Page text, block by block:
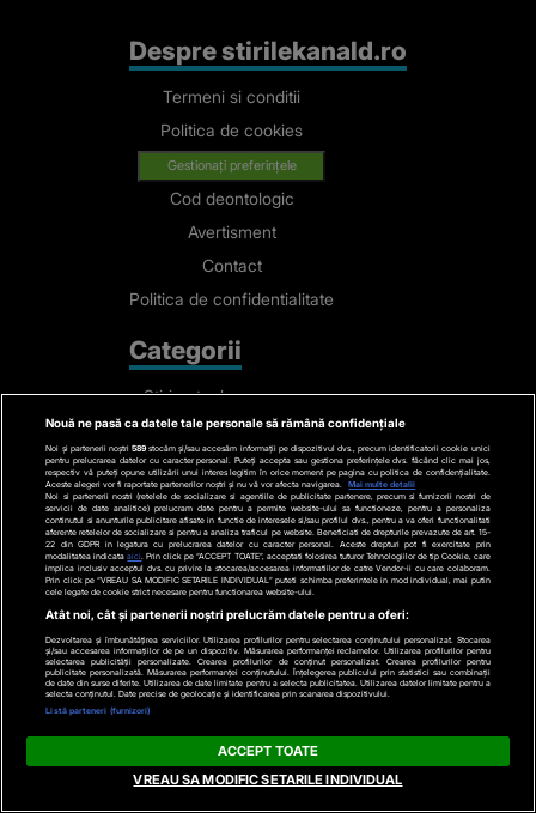
Despre stirilekanald.ro
Termeni si conditii
Politica de cookies
Gestionați preferințele
Cod deontologic
Avertisment
Contact
Politica de confidentialitate
Categorii
Stiri actuale
Stiri Politice
Educatie
Stiri externe
Life
Tech
Stiri auto
Sport
Contact
Bd. Mărăști 65-67,
Nouă ne pasă ca datele tale personale să rămână confidențiale
Noi și partenerii noștri 589stocăm și/sau accesăm informații pe dispozitivul dvs., precum identificatorii cookie unici
pentru prelucrarea datelor cu caracter personal. Puteți accepta sau gestiona preferințele dvs. făcând clic mai jos,
respectiv vă puteți opune utilizării unui interes legitim în orice moment pe pagina cu politica de confidențialitate.
Aceste alegeri vor fi raportate partenerilor noștri și nu vă vor afecta navigarea.
Mai multe detalii
Noi si partenerii nostri (retelele de socializare si agentiile de publicitate partenere, precum si furnizorii nostri de
servicii de date analitice) prelucram date pentru a permite website-ului sa functioneze, pentru a personaliza
continutul si anunturile publicitare afisate in functie de interesele si/sau profilul dvs., pentru a va oferi functionalitati
aferente retelelor de socializare si pentru a analiza traficul pe website. Beneficiati de drepturile prevazute de art. 15-
22 din GDPR in legatura cu prelucrarea datelor cu caracter personal. Aceste drepturi pot fi exercitate prin
modalitatea indicataaici . Prin click pe “ACCEPT TOATE”, acceptati folosirea tuturor Tehnologiilor de tip Cookie, care
implica inclusiv acceptul dvs. cu privire la stocarea/accesarea informatiilor de catre Vendor-ii cu care colaboram.
Prin click pe “VREAU SA MODIFIC SETARILE INDIVIDUAL” puteti schimba preferintele in mod individual, mai putin
cele legate de cookie strict necesare pentru functionarea website-ului.
Atât noi, cât și partenerii noștri prelucrăm datele pentru a oferi:
Dezvoltarea și îmbunătățirea serviciilor. Utilizarea profilurilor pentru selectarea conținutului personalizat. Stocarea
și/sau accesarea informațiilor de pe un dispozitiv. Măsurarea performanței reclamelor. Utilizarea profilurilor pentru
selectarea publicității personalizate. Crearea profilurilor de conținut personalizat. Crearea profilurilor pentru
publicitate personalizată. Măsurarea performanței conținutului. Înțelegerea publicului prin statistici sau combinații
de date din surse diferite. Utilizarea de date limitate pentru a selecta publicitatea. Utilizarea datelor limitate pentru a
selecta conținutul. Date precise de geolocație și identificarea prin scanarea dispozitivului.
Listă parteneri (furnizori)
ACCEPT TOATE
VREAU SA MODIFIC SETARILE INDIVIDUAL